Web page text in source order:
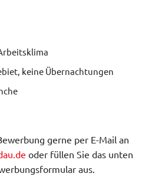
keine Übernachtungen
gerne per E-Mail an
oder füllen Sie das unten
aus.